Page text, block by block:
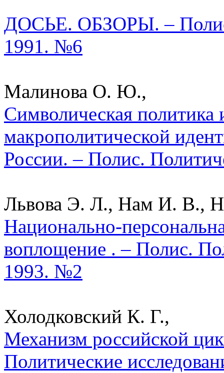
ДОСЬЕ. ОБЗОРЫ. – Полис.
1991. №6
Малинова О. Ю.,
Символическая политика
макрополитической
России. – Полис.
Львова Э. Л., Нам И. В.,
Национально-
воплощение . – Полис.
1993. №2
Холодковский К. Г.,
Механизм российской
Политические